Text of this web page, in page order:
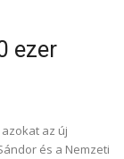
ezer
az új
és a Nemzeti